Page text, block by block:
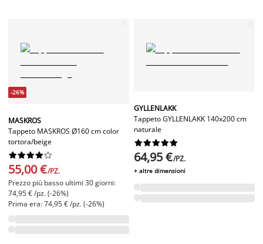
-26%
MASKROS
Tappeto MASKROS Ø160 cm color
tortora/beige






55,00 €/PZ.
Prezzo più basso ultimi 30 giorni:
74,95 € /pz. (-26%)
Prima era: 74,95 € /pz. (-26%)
GYLLENLAKK
Tappeto GYLLENLAKK 140x200 cm
naturale






64,95 €/PZ.
+ altre dimensioni